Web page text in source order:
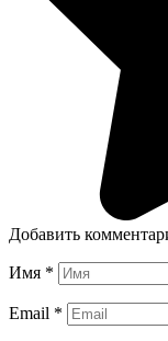
Добавить
Имя *
Email *